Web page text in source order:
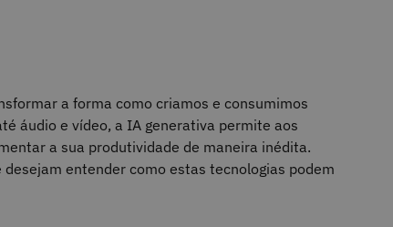
a forma como criamos e consumimos
áudio e vídeo, a IA generativa permite aos
a sua produtividade de maneira inédita.
entender como estas tecnologias podem